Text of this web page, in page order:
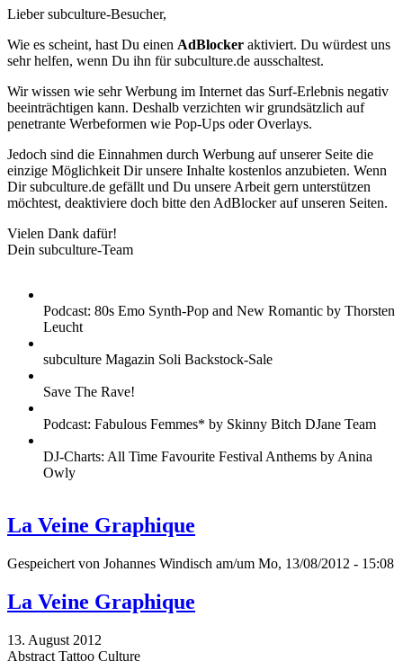
Lieber subculture-Besucher,
Wie es scheint, hast Du einen AdBlocker aktiviert. Du würdest uns
sehr helfen, wenn Du ihn für subculture.de ausschaltest.
Wir wissen wie sehr Werbung im Internet das Surf-Erlebnis negativ
beeinträchtigen kann. Deshalb verzichten wir grundsätzlich auf
penetrante Werbeformen wie Pop-Ups oder Overlays.
Jedoch sind die Einnahmen durch Werbung auf unserer Seite die
einzige Möglichkeit Dir unsere Inhalte kostenlos anzubieten. Wenn
Dir subculture.de gefällt und Du unsere Arbeit gern unterstützen
möchtest, deaktiviere doch bitte den AdBlocker auf unseren Seiten.
Vielen Dank dafür!
Dein subculture-Team
Podcast: 80s Emo Synth-Pop and New Romantic by Thorsten
Leucht
subculture Magazin Soli Backstock-Sale
Save The Rave!
Podcast: Fabulous Femmes* by Skinny Bitch DJane Team
DJ-Charts: All Time Favourite Festival Anthems by Anina
Owly
La Veine Graphique
Gespeichert von Johannes Windisch am/um Mo, 13/08/2012 - 15:08
La Veine Graphique
13. August 2012
Abstract Tattoo Culture